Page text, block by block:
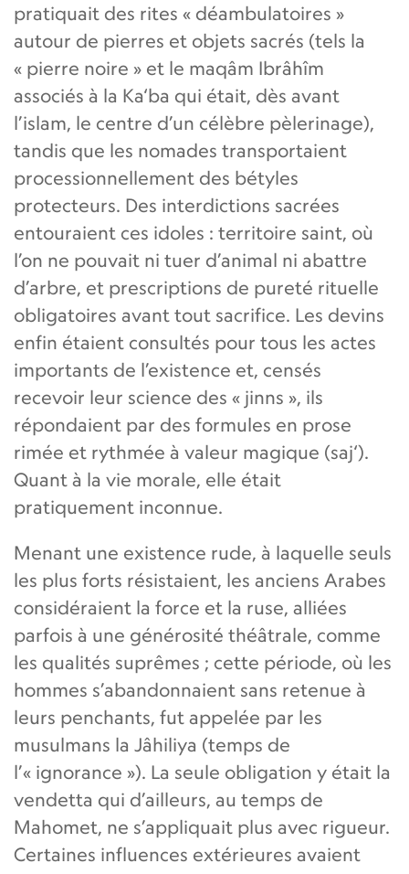
pratiquait des rites « déambulatoires »
autour de pierres et objets sacrés (tels la
« pierre noire » et le maqâm Ibrâhîm
associés à la Ka‘ba qui était, dès avant
l’islam, le centre d’un célèbre pèlerinage),
tandis que les nomades transportaient
processionnellement des bétyles
protecteurs. Des interdictions sacrées
entouraient ces idoles : territoire saint, où
l’on ne pouvait ni tuer d’animal ni abattre
d’arbre, et prescriptions de pureté rituelle
obligatoires avant tout sacrifice. Les devins
enfin étaient consultés pour tous les actes
importants de l’existence et, censés
recevoir leur science des « jinns », ils
répondaient par des formules en prose
rimée et rythmée à valeur magique (saj‘).
Quant à la vie morale, elle était
pratiquement inconnue.
Menant une existence rude, à laquelle seuls
les plus forts résistaient, les anciens Arabes
considéraient la force et la ruse, alliées
parfois à une générosité théâtrale, comme
les qualités suprêmes ; cette période, où les
hommes s’abandonnaient sans retenue à
leurs penchants, fut appelée par les
musulmans la Jâhiliya (temps de
l’« ignorance »). La seule obligation y était la
vendetta qui d’ailleurs, au temps de
Mahomet, ne s’appliquait plus avec rigueur.
Certaines influences extérieures avaient